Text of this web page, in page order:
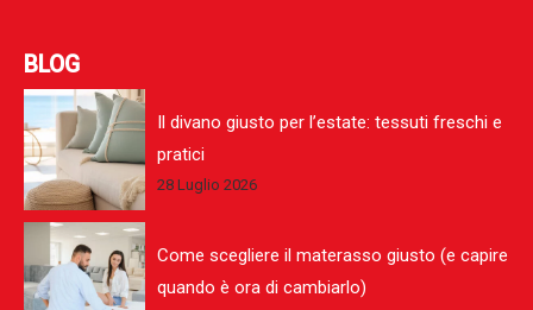
BLOG
Il divano giusto per l’estate: tessuti freschi e
pratici
28 Luglio 2026
Come scegliere il materasso giusto (e capire
quando è ora di cambiarlo)